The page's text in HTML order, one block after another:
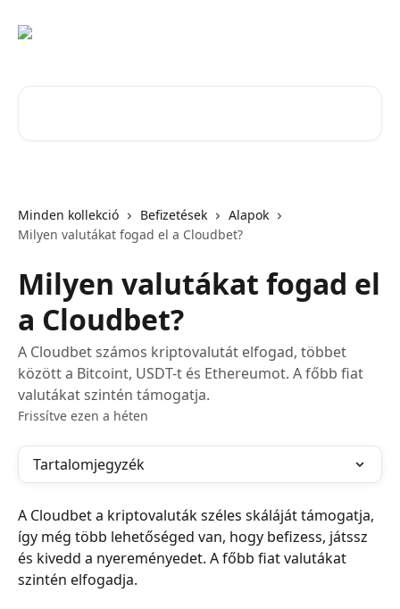
Minden kollekció Befizetések
Alapok
Milyen valutákat fogad el a Cloudbet?
Milyen valutákat fogad el
a Cloudbet?
A Cloudbet számos kriptovalutát elfogad, többet
között a Bitcoint, USDT-t és Ethereumot. A főbb fiat
valutákat szintén támogatja.
Frissítve ezen a héten
Tartalomjegyzék
A Cloudbet a kriptovaluták széles skáláját támogatja,
így még több lehetőséged van, hogy befizess, játssz
és kivedd a nyereményedet. A főbb fiat valutákat
szintén elfogadja.